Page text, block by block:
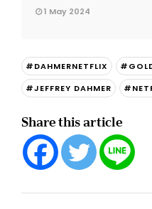
1 May 2024
#DAHMERNETFLIX
#JEFFREY DAHMER
Share this article